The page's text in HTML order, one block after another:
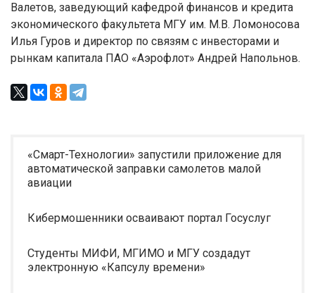
Валетов, заведующий кафедрой финансов и кредита
экономического факультета МГУ им. М.В. Ломоносова
Илья Гуров и директор по связям с инвесторами и
рынкам капитала ПАО «Аэрофлот» Андрей Напольнов.
«Смарт-Технологии» запустили приложение для
автоматической заправки самолетов малой
авиации
Кибермошенники осваивают портал Госуслуг
Студенты МИФИ, МГИМО и МГУ создадут
электронную «Капсулу времени»